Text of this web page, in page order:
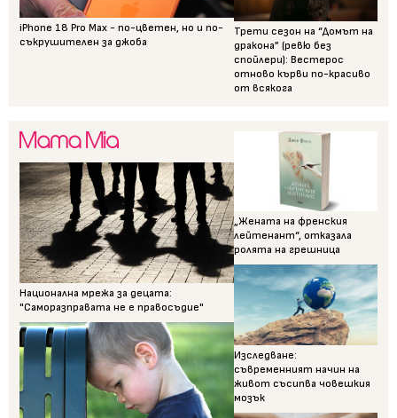
iPhone 18 Pro Max - по-цветен, но и по-
съкрушителен за джоба
Трети сезон на “Домът на
дракона” (ревю без
спойлери): Вестерос
отново кърви по-красиво
от всякога
Национална мрежа за децата:
"Саморазправата не е правосъдие"
„Жената на френския
лейтенант“, отказала
ролята на грешница
Изследване:
съвременният начин на
живот съсипва човешкия
мозък